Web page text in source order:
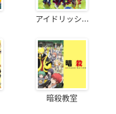
アイドリッシ...
暗殺教室